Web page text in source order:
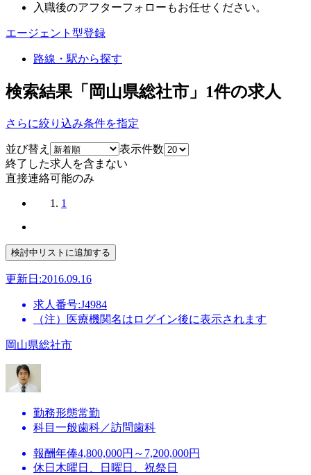
入職後のアフターフォローもお任せください。
エージェント型登録
路線・駅から探す
検索結果「岡山県総社市」 1件の求人
さらに絞り込み条件を指定
並び替え
表示件数
終了した求人を含まない
直接連絡可能のみ
1
更新日:2016.09.16
求人番号:J4984
（注）医療機関名はログイン後に表示されます
岡山県総社市
勤務形態常勤
科目 一般歯科／訪問歯科
報酬年俸4,800,000円～7,200,000円
休日 木曜日、日曜日、祝祭日